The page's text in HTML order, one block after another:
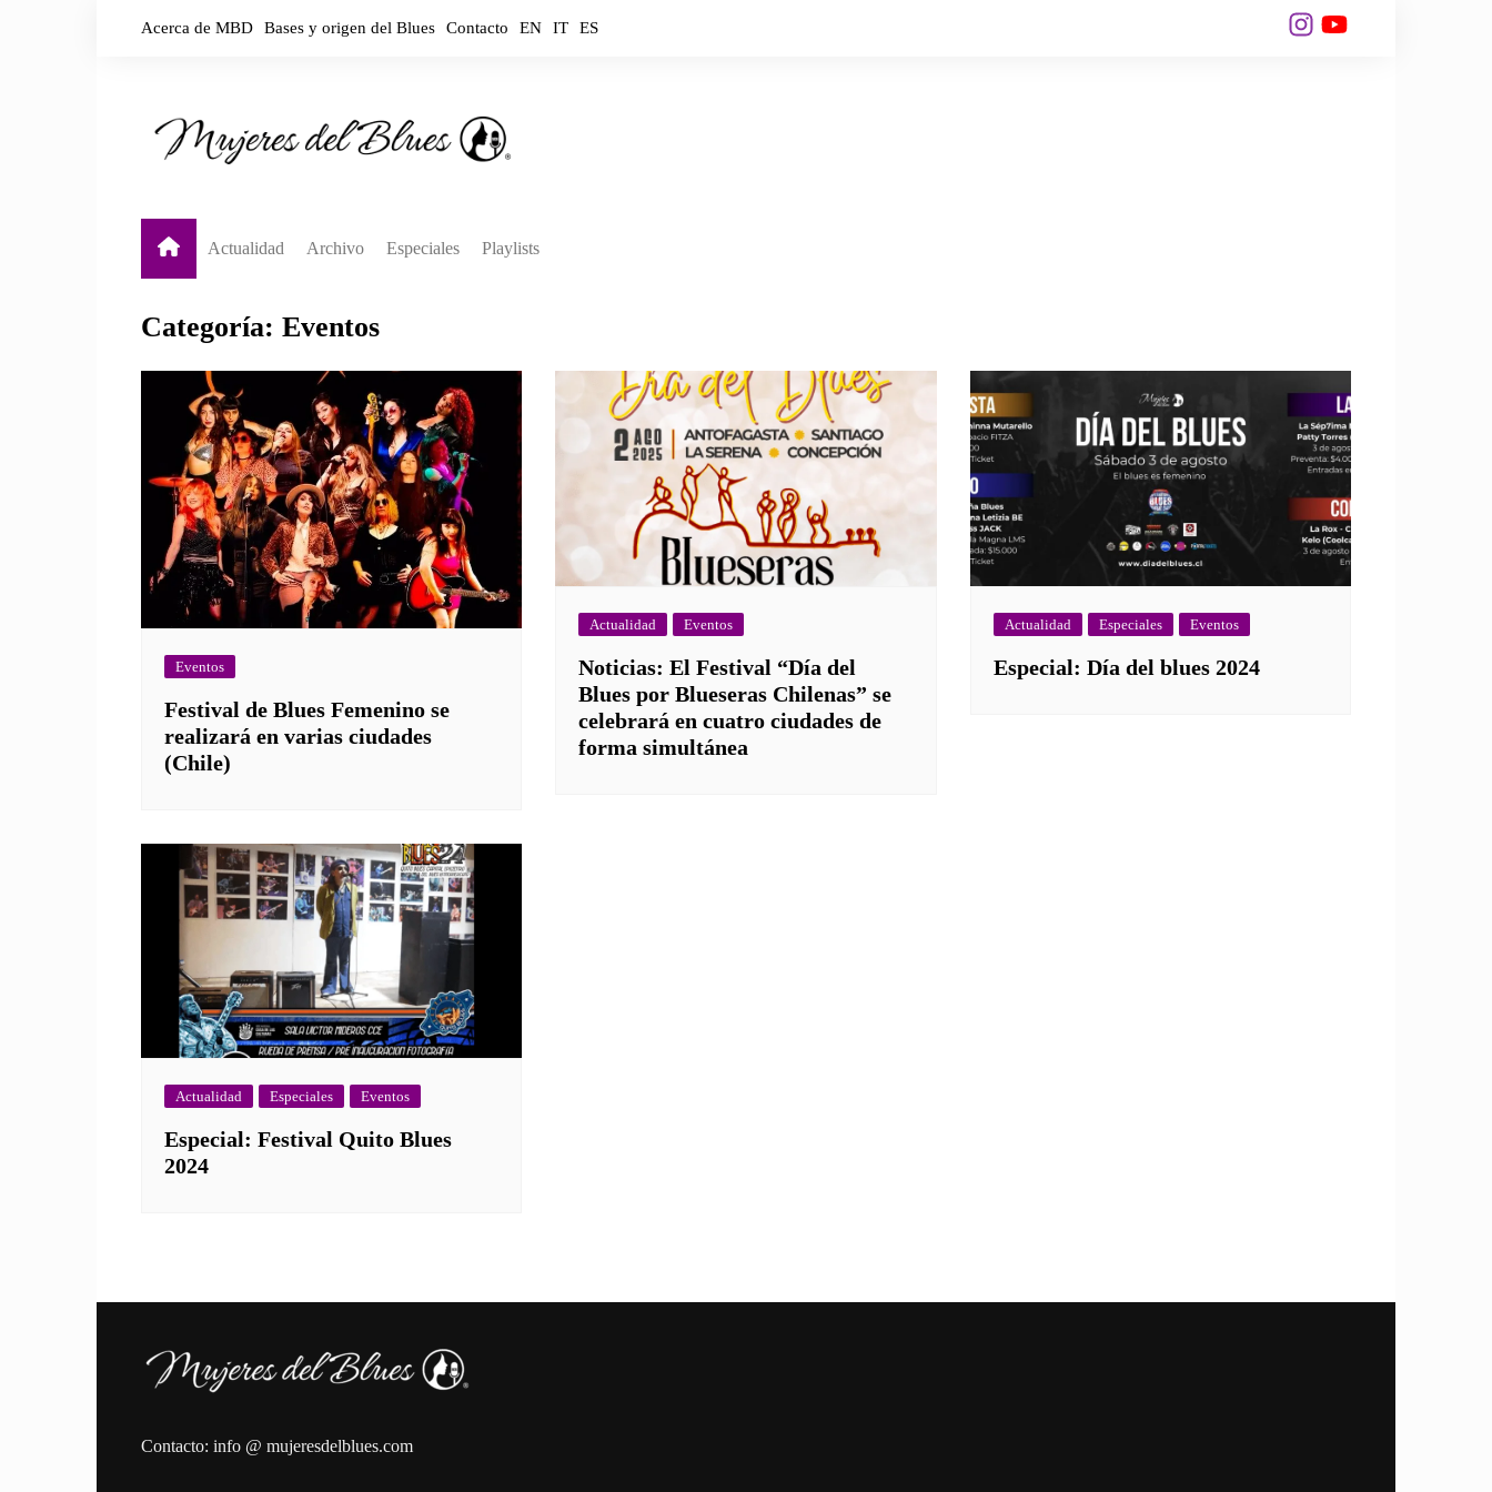
Acerca de MBD Bases y origen del Blues Contacto EN IT ES
Actualidad
Noticias
En vivo
Archivo
Biografías por década
Especiales Playlists
Spotify
Amazon Music
Categoría: Eventos
Eventos
Festival de Blues Femenino se
realizará en varias ciudades
(Chile)
Actualidad Eventos
Noticias: El Festival “Día del
Blues por Blueseras Chilenas” se
celebrará en cuatro ciudades de
forma simultánea
Actualidad Especiales Eventos
Especial: Día del blues 2024
Actualidad Especiales Eventos
Especial: Festival Quito Blues
2024
Contacto: info @ mujeresdelblues.com